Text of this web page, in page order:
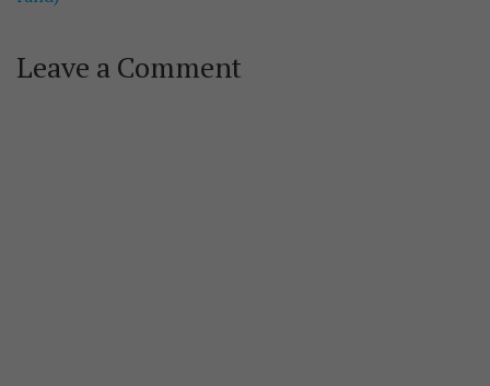
Leave a Comment